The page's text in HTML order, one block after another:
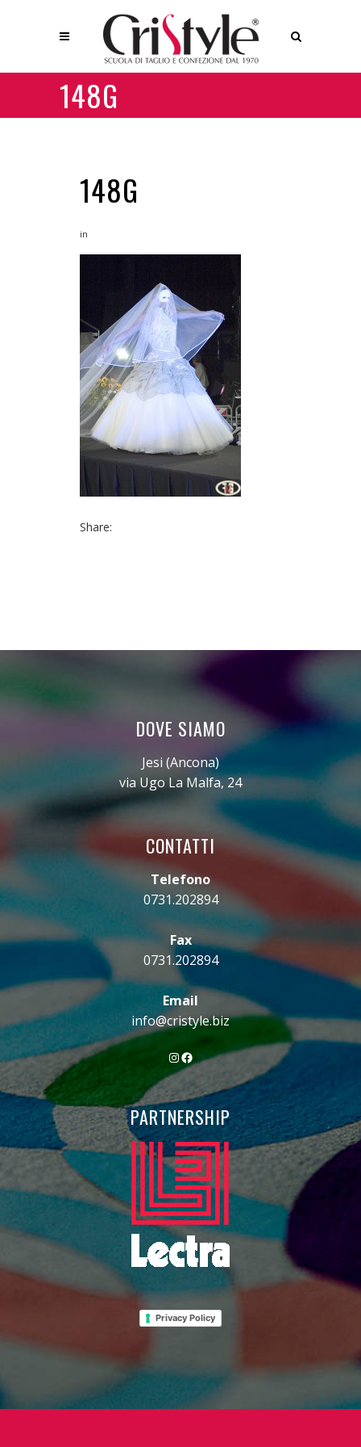
148G
148G
in
Share:
DOVE SIAMO
Jesi (Ancona)
via Ugo La Malfa, 24
CONTATTI
Telefono
0731.202894
Fax
0731.202894
Email
info@cristyle.biz
Instagram
Facebook
PARTNERSHIP
Privacy Policy